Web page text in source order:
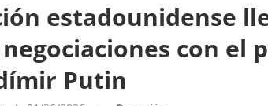
estadounidense
con el
Putin